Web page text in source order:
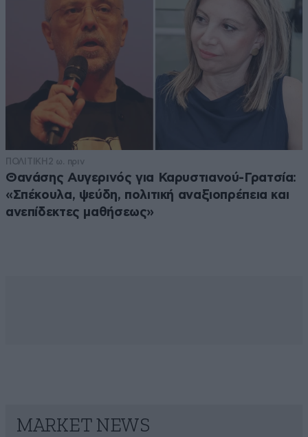
ΠΟΛΙΤΙΚΗ 2 ω. πριν
Θανάσης Αυγερινός για Καρυστιανού-Γρατσία:
«Σπέκουλα, ψεύδη, πολιτική αναξιοπρέπεια και
ανεπίδεκτες μαθήσεως»
MARKET NEWS